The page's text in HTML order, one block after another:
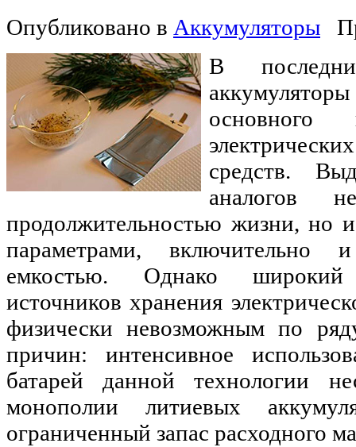
Опубликовано в Аккумуляторы
В
основного
средств.
аналогов
продолжительностью жизни, но
параметрами, включительно
емкостью. Однако
источников хранения
физически невозможным по
причин: интенсивное
батарей данной технологии
монополии литиевых
ограниченный запас расходного